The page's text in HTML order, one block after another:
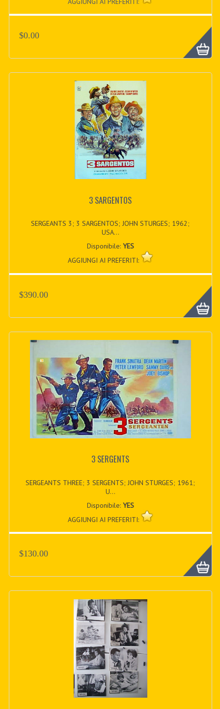
$0.00
3 SARGENTOS
SERGEANTS 3; 3 SARGENTOS; JOHN STURGES; 1962;
USA...
Disponibile: YES
AGGIUNGI AI PREFERITI:
$390.00
3 SERGENTS
SERGEANTS THREE; 3 SERGENTS; JOHN STURGES; 1961;
U...
Disponibile: YES
AGGIUNGI AI PREFERITI:
$130.00